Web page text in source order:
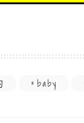
baby